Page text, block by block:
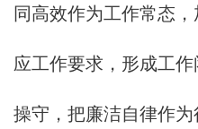
同高效作为工作常态
应工作要求，形成工
操守，把廉洁自律作